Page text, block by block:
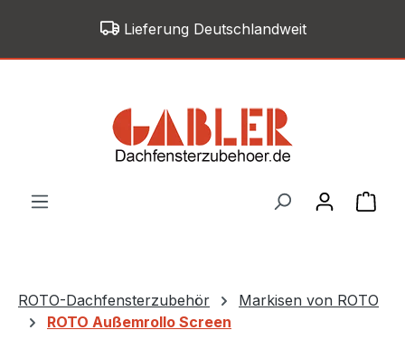
Zum Hauptinhalt springenLieferung Deutschlandweit
ROTO-Dachfensterzubehör
Markisen von ROTO
ROTO Außemrollo Screen